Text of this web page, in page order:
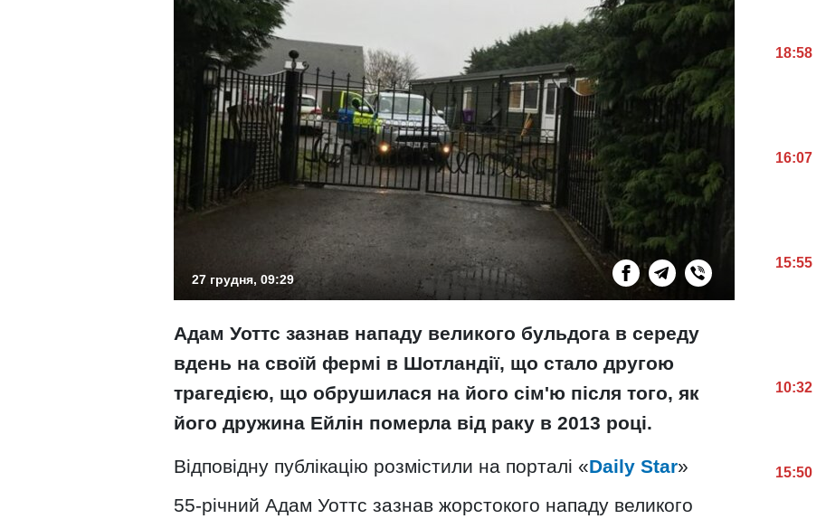
27 грудня, 09:29
Адам Уоттс зазнав нападу великого бульдога в середу
вдень на своїй фермі в Шотландії, що стало другою
трагедією, що обрушилася на його сім'ю після того, як
його дружина Ейлін померла від раку в 2013 році.
Відповідну публікацію розмістили на порталі «Daily Star»
55-річний Адам Уоттс зазнав жорстокого нападу великого
18:58
16:07
15:55
10:32
15:50